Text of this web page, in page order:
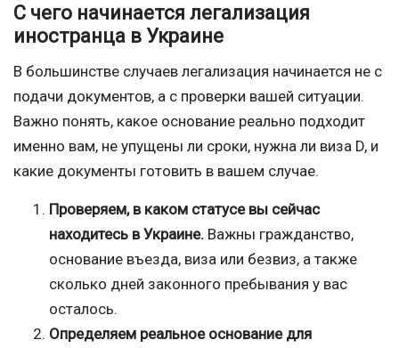
С чего начинается легализация
иностранца в Украине
В большинстве случаев легализация начинается не с
подачи документов, а с проверки вашей ситуации.
Важно понять, какое основание реально подходит
именно вам, не упущены ли сроки, нужна ли виза D, и
какие документы готовить в вашем случае.
Проверяем, в каком статусе вы сейчас
находитесь в Украине. Важны гражданство,
основание въезда, виза или безвиз, а также
сколько дней законного пребывания у вас
осталось.
Определяем реальное основание для